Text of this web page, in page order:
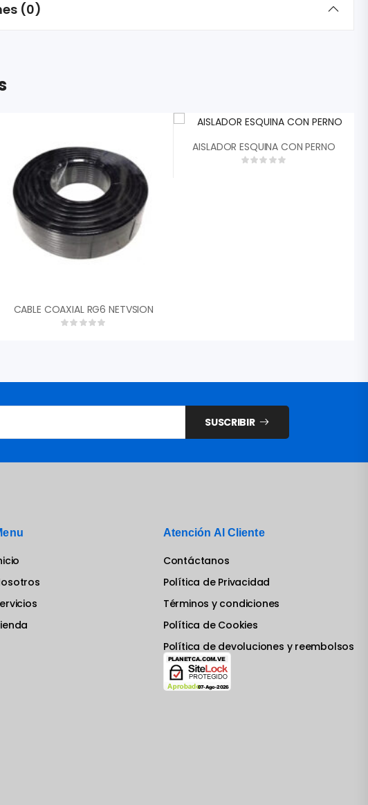
(0)
CABLE COAXIAL RG6 NETVSION
AISLADOR ESQUINA CON PERNO
SUSCRIBIR
Atención Al Cliente
Contáctanos
Política de Privacidad
Términos y condiciones
Política de Cookies
Política de devoluciones y reembolsos